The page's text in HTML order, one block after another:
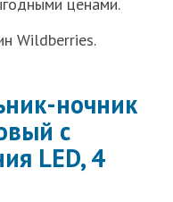
Wildberries.
ночник
с
LED, 4